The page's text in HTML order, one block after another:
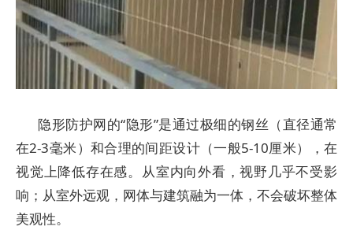
隐形防护网的“隐形”是通过极细的钢丝（直径通常
在2-3毫米）和合理的间距设计（一般5-10厘米），在
视觉上降低存在感。从室内向外看，视野几乎不受影
响；从室外远观，网体与建筑融为一体，不会破坏整体
美观性。